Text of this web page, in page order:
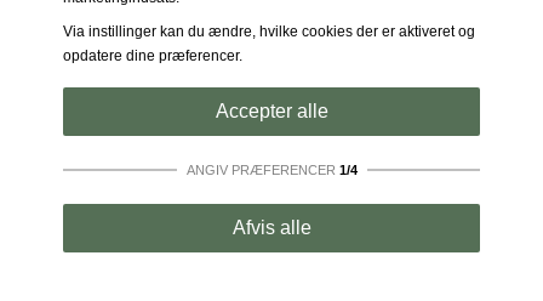
Via instillinger kan du ændre, hvilke cookies der er aktiveret og
opdatere dine præferencer.
Accepter alle
ANGIV PRÆFERENCER 1/4
Disse cookies er essentielle for at
Afvis alle